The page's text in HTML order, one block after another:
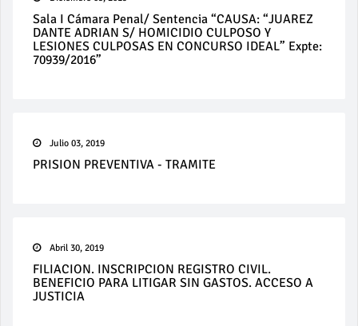
Sala I Cámara Penal/ Sentencia “CAUSA: “JUAREZ
DANTE ADRIAN S/ HOMICIDIO CULPOSO Y
LESIONES CULPOSAS EN CONCURSO IDEAL” Expte:
70939/2016”
Julio 03, 2019
PRISION PREVENTIVA - TRAMITE
Abril 30, 2019
FILIACION. INSCRIPCION REGISTRO CIVIL.
BENEFICIO PARA LITIGAR SIN GASTOS. ACCESO A
JUSTICIA